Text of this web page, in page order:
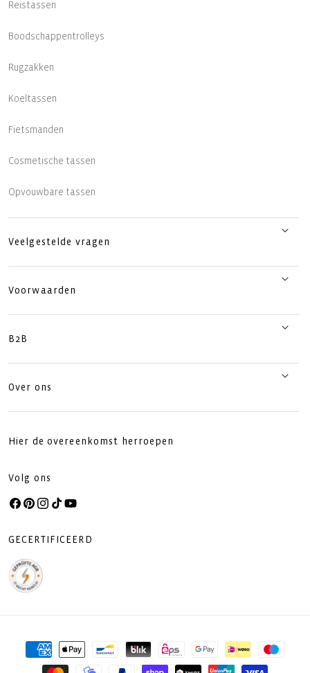
Reistassen
Boodschappentrolleys
Rugzakken
Koeltassen
Fietsmanden
Cosmetische tassen
Opvouwbare tassen
Veelgestelde vragen
Voorwaarden
B2B
Over ons
Hier de overeenkomst herroepen
Volg ons
Facebook
Pinterest
Instagram
TikTokYouTube
GECERTIFICEERD
Betaalmethoden